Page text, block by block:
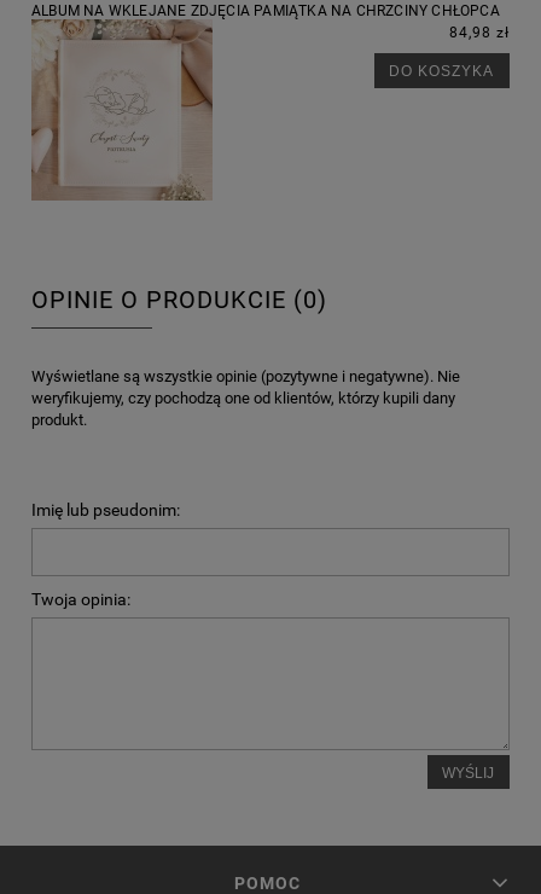
ALBUM NA WKLEJANE ZDJĘCIA PAMIĄTKA NA CHRZCINY CHŁOPCA
84,98 zł
DO KOSZYKA
OPINIE O PRODUKCIE (0)
Wyświetlane są wszystkie opinie (pozytywne i negatywne). Nie
weryfikujemy, czy pochodzą one od klientów, którzy kupili dany
produkt.
Imię lub pseudonim:
Twoja opinia:
WYŚLIJ
POMOC